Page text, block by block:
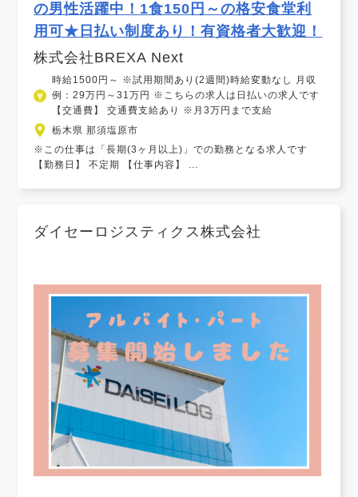
の男性活躍中！1食150円～の格安食堂利
用可★日払い制度あり！有資格者大歓迎！
株式会社BREXA Next
時給1500円～ ※試用期間あり(2週間)時給変動なし 月収
例：29万円～31万円 ※こちらの求人は日払いの求人です
【交通費】 交通費支給あり ※月3万円まで支給
栃木県 那須塩原市
※この仕事は「長期(3ヶ月以上)」での勤務となる求人です
【勤務日】 不定期 【仕事内容】 ...
ダイセーロジスティクス株式会社